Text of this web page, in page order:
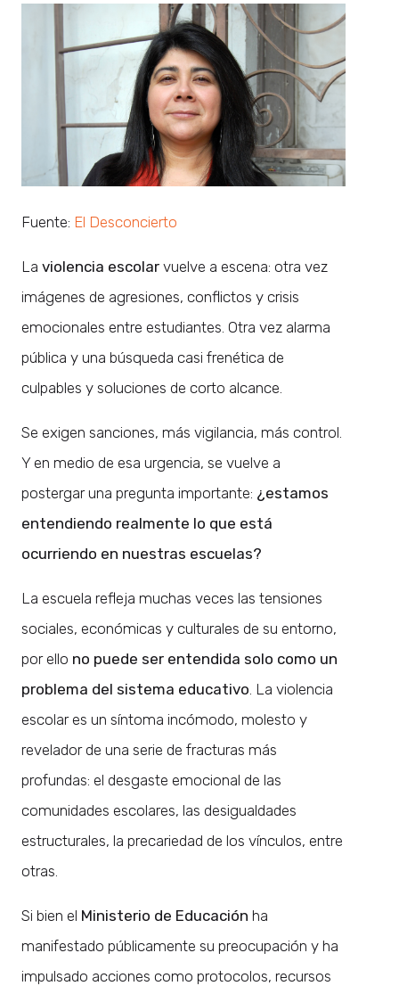
Fuente: El Desconcierto
La violencia escolar vuelve a escena: otra vez
imágenes de agresiones, conflictos y crisis
emocionales entre estudiantes. Otra vez alarma
pública y una búsqueda casi frenética de
culpables y soluciones de corto alcance.
Se exigen sanciones, más vigilancia, más control.
Y en medio de esa urgencia, se vuelve a
postergar una pregunta importante: ¿estamos
entendiendo realmente lo que está
ocurriendo en nuestras escuelas?
La escuela refleja muchas veces las tensiones
sociales, económicas y culturales de su entorno,
por ello no puede ser entendida solo como un
problema del sistema educativo . La violencia
escolar es un síntoma incómodo, molesto y
revelador de una serie de fracturas más
profundas: el desgaste emocional de las
comunidades escolares, las desigualdades
estructurales, la precariedad de los vínculos, entre
otras.
Si bien el Ministerio de Educación ha
manifestado públicamente su preocupación y ha
impulsado acciones como protocolos, recursos